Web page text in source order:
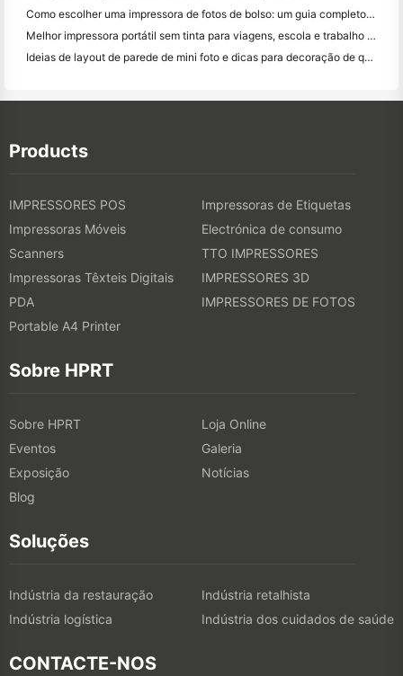
Como escolher uma impressora de fotos de bolso: um guia completo para usuários de jornal, viagens e iPhone
Melhor impressora portátil sem tinta para viagens, escola e trabalho móvel: Hanin MT620 Pro Review
Ideias de layout de parede de mini foto e dicas para decoração de quarto e dormitório
Products
IMPRESSORES POS
Impressoras de Etiquetas
Impressoras Móveis
Electrónica de consumo
Scanners
TTO IMPRESSORES
Impressoras Têxteis Digitais
IMPRESSORES 3D
PDA
IMPRESSORES DE FOTOS
Portable A4 Printer
Sobre HPRT
Sobre HPRT
Loja Online
Eventos
Galeria
Exposição
Notícias
Blog
Soluções
Indústria da restauração
Indústria retalhista
Indústria logística
Indústria dos cuidados de saúde
CONTACTE-NOS